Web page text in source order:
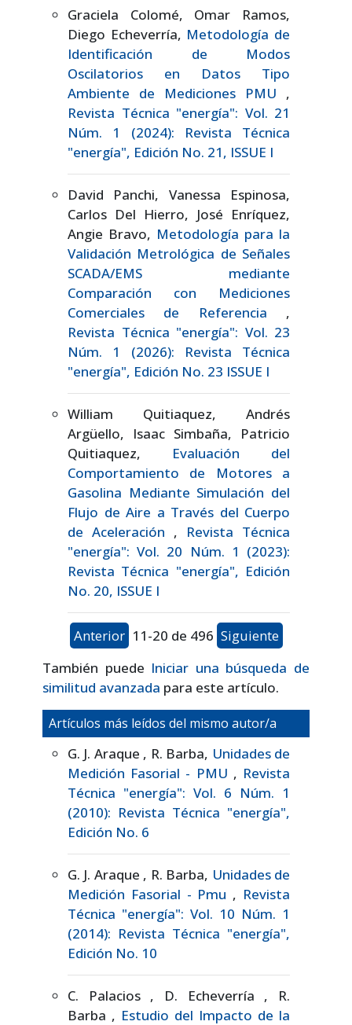
Graciela Colomé, Omar Ramos,
Diego Echeverría, Metodología de
Identificación de Modos
Oscilatorios en Datos Tipo
Ambiente de Mediciones PMU ,
Revista Técnica "energía": Vol. 21
Núm. 1 (2024): Revista Técnica
"energía", Edición No. 21, ISSUE I
David Panchi, Vanessa Espinosa,
Carlos Del Hierro, José Enríquez,
Angie Bravo, Metodología para la
Validación Metrológica de Señales
SCADA/EMS mediante
Comparación con Mediciones
Comerciales de Referencia ,
Revista Técnica "energía": Vol. 23
Núm. 1 (2026): Revista Técnica
"energía", Edición No. 23 ISSUE I
William Quitiaquez, Andrés
Argüello, Isaac Simbaña, Patricio
Quitiaquez, Evaluación del
Comportamiento de Motores a
Gasolina Mediante Simulación del
Flujo de Aire a Través del Cuerpo
de Aceleración , Revista Técnica
"energía": Vol. 20 Núm. 1 (2023):
Revista Técnica "energía", Edición
No. 20, ISSUE I
Anterior 11-20 de 496 Siguiente
También puede Iniciar una búsqueda de
similitud avanzada para este artículo.
Artículos más leídos del mismo autor/a
G. J. Araque , R. Barba, Unidades de
Medición Fasorial - PMU , Revista
Técnica "energía": Vol. 6 Núm. 1
(2010): Revista Técnica "energía",
Edición No. 6
G. J. Araque , R. Barba, Unidades de
Medición Fasorial - Pmu , Revista
Técnica "energía": Vol. 10 Núm. 1
(2014): Revista Técnica "energía",
Edición No. 10
C. Palacios , D. Echeverría , R.
Barba , Estudio del Impacto de la